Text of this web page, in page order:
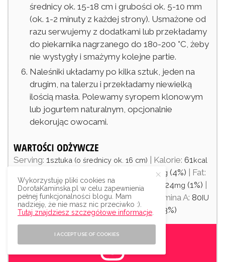
średnicy ok. 15-18 cm i grubości ok. 5-10 mm
(ok. 1-2 minuty z każdej strony). Usmażone od
razu serwujemy z dodatkami lub przekładamy
do piekarnika nagrzanego do 180-200 °C, żeby
nie wystygły i smażymy kolejne partie.
Naleśniki układamy po kilka sztuk, jeden na
drugim, na talerzu i przekładamy niewielką
ilością masła. Polewamy syropem klonowym
lub jogurtem naturalnym, opcjonalnie
dekorując owocami.
WARTOŚCI ODŻYWCZE
Serving: 1sztuka (o średnicy ok. 16 cm) | Kalorie: 61 kcal
Białko:2 g (4%) | Fat:
g(3%)|Cholesterol:42mg (14%)| 24mg (1%) |
Potas: 59mg(2%)|Cukier:2g(2%) Witamina A: 80IU
(2%)|Wapń:31mg(3%)|Żelazo:0.5mg (3%)
Wykorzystuję pliki cookies na
DorotaKaminska.pl w celu zapewnienia
pełnej funkcjonalności blogu. Mam
nadzieję, że nie masz nic przeciwko :).
Tutaj znajdziesz szczegółowe informacje
I ACCEPT USE OF COOKIES